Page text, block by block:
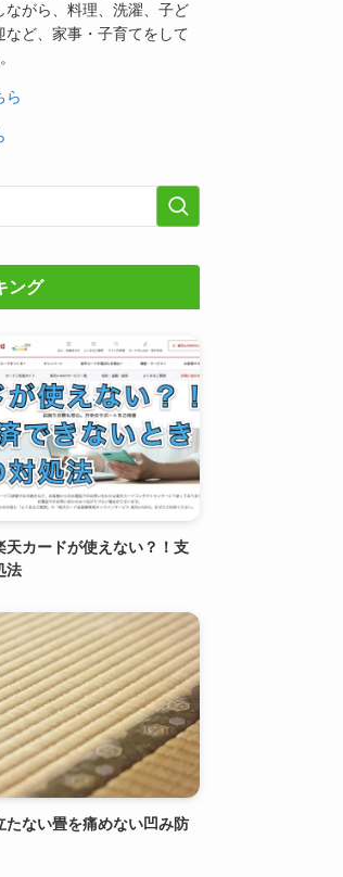
ながら、料理、洗濯、子ど
など、家事・子育てをして
ら
ング
天カードが使えない？！支
法
たない畳を痛めない凹み防